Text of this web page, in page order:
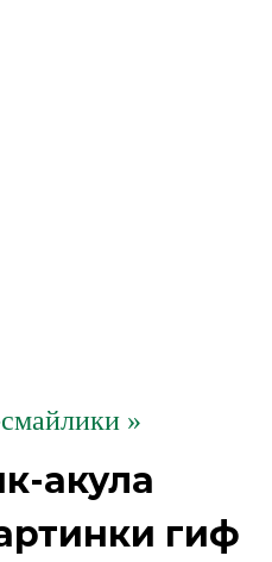
»
акула
гиф